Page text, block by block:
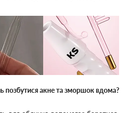
позбутися акне та зморшок вдома?